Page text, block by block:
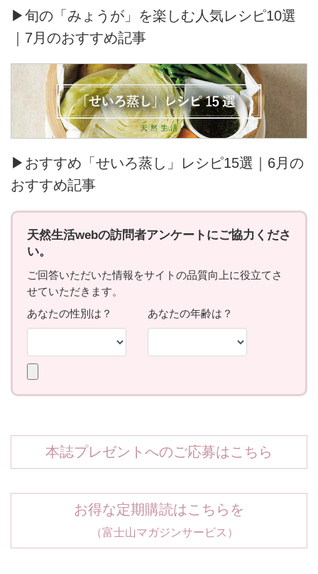
▶旬の「みょうが」を楽しむ人気レシピ10選
｜7月のおすすめ記事
▶おすすめ「せいろ蒸し」レシピ15選｜6月の
おすすめ記事
本誌プレゼントへのご応募はこちら
お得な定期購読はこちらを
（富士山マガジンサービス）